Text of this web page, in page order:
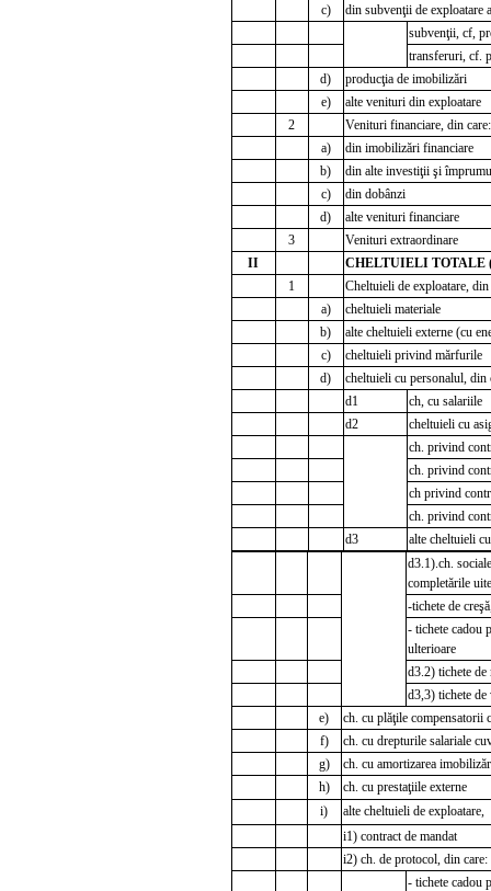
c)
din subvenţii de exploatare
subvenţii, cf,
transferuri, cf.
d)
producţia de imobilizări
e)
alte venituri din exploatare
2
Venituri financiare, din care:
a)
din imobilizări financiare
b)
din alte investiţii şi
c)
din dobânzi
d)
alte venituri financiare
3
Venituri extraordinare
II
CHELTUIELI TOTALE
1
Cheltuieli de exploatare, din
a)
cheltuieli materiale
b)
alte cheltuieli externe (cu
c)
cheltuieli privind mărfurile
d)
cheltuieli cu personalul, din
d1
ch, cu salariile
d2
cheltuieli cu
ch. privind
ch. privind
ch privind
ch. privind
d3
alte cheltuieli
d3.1).ch.
completările
-tichete de
- tichete cadou
ulterioare
d3.2) tichete de
d3,3) tichete de
e)
ch. cu plăţile
f)
ch. cu drepturile salariale
g)
ch. cu amortizarea
h)
ch. cu prestaţiile externe
i)
alte cheltuieli de exploatare,
i1) contract de mandat
i2) ch. de protocol, din care:
- tichete cadou